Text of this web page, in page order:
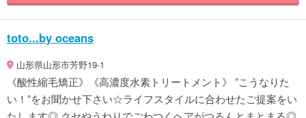
toto...by oceans
山形県山形市芳野19-1
《酸性縮毛矯正》《高濃度水素トリートメント》 ”こうなりた
い！”をお聞かせ下さい☆ライフスタイルに合わせたご提案をい